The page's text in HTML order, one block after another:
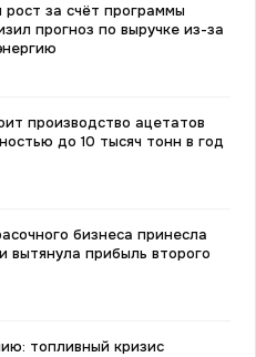
за счёт программы
прогноз по выручке из-за
производство ацетатов
до 10 тысяч тонн в год
бизнеса принесла
вытянула прибыль второго
топливный кризис